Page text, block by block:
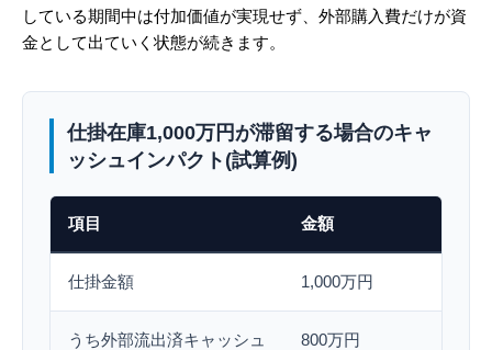
している期間中は付加価値が実現せず、外部購入費だけが資
金として出ていく状態が続きます。
仕掛在庫1,000万円が滞留する場合のキャ
ッシュインパクト(試算例)
項目 金額
仕掛金額 1,000万円
うち外部流出済キャッシュ 800万円